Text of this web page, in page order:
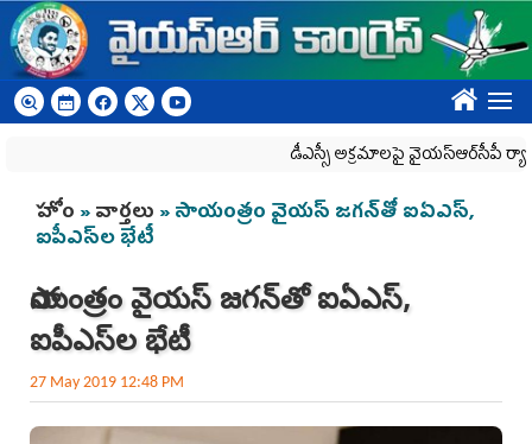
Skip to main content
????
డీఎస్సీ అక్రమాలపై వైయ‌స్ఆర్‌సీపీ ర్యాలీలకు
You are here
హోం »వార్తలు » సాయంత్రం వైయస్‌ జగన్‌తో ఐఏఎస్,
ఐపీఎస్‌ల భేటీ
సాయంత్రం వైయస్‌ జగన్‌తో ఐఏఎస్,
ఐపీఎస్‌ల భేటీ
27 May 2019 12:48 PM